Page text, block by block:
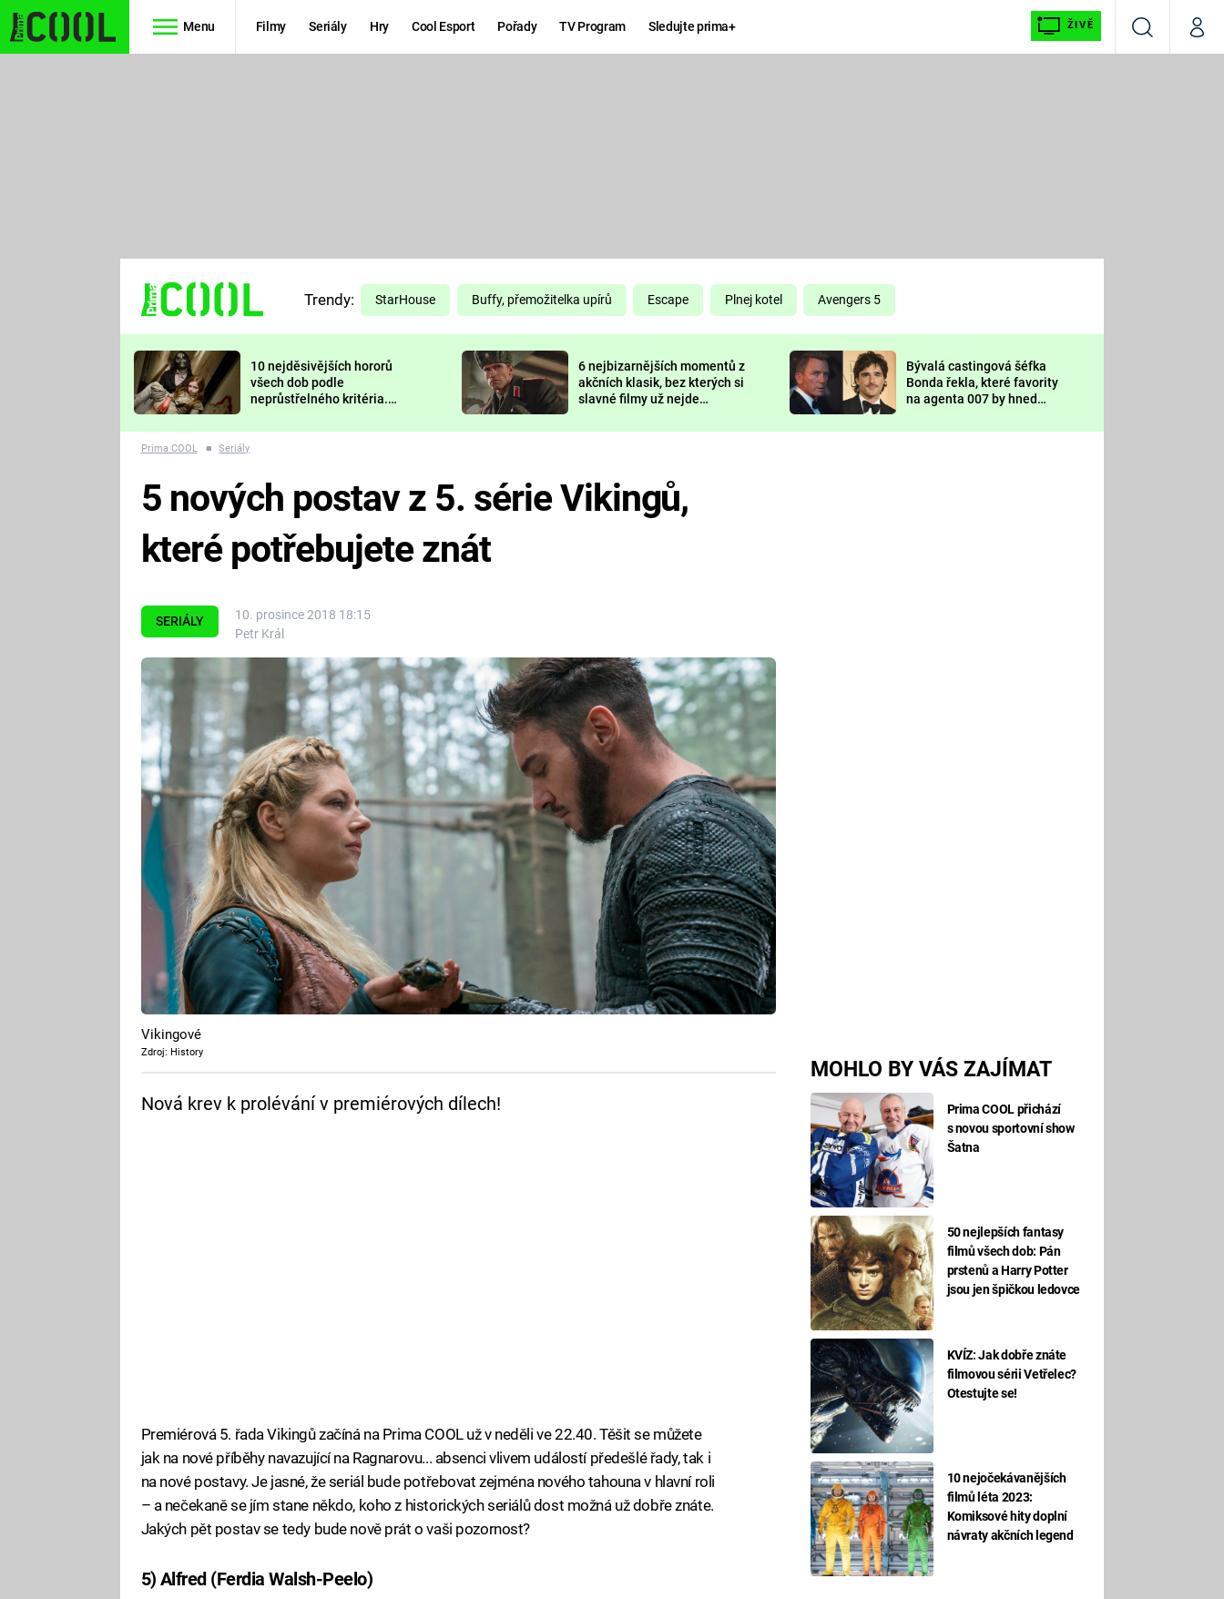
Menu Filmy Seriály Hry Cool Esport Pořady TV Program Sledujte prima+ ŽIVĚ
VyhledáváníMůj
TŘESKU
FUTURAMA
PREDÁTOR
DELIVERANCE
KOMEDIE
CHUCK
NORRIS
DEADPOOL
Prima LAJK
Sledujte nás
Trendy: StarHouse Buffy, přemožitelka upírů Escape Plnej kotel Avengers 5
10 nejděsivějších hororů
všech dob podle
neprůstřelného kritéria.
nejvíc zvednou tep?
6 nejbizarnějších momentů z
akčních klasik, bez kterých si
slavné filmy už nejde
Bývalá castingová šéfka
Bonda řekla, které favority
na agenta 007 by hned
Prima COOL ■ Seriály
SERIÁLY
10. prosince 2018 18:15
Petr Král
MOHLO BY VÁS ZAJÍMAT
Prima COOL přichází
s novou sportovní show
Šatna
50 nejlepších fantasy
filmů všech dob: Pán
prstenů a Harry Potter
jsou jen špičkou ledovce
KVÍZ: Jak dobře znáte
filmovou sérii Vetřelec?
Otestujte se!
10 nejočekávanějších
filmů léta 2023:
Komiksové hity doplní
návraty akčních legend
5 nových postav z 5. série Vikingů,
které potřebujete znát
Vikingové
Zdroj: History
Nová krev k prolévání v premiérových dílech!
Premiérová 5. řada Vikingů začíná na Prima COOL už v neděli ve 22.40. Těšit se můžete
jak na nové příběhy navazující na Ragnarovu... absenci vlivem událostí předešlé řady, tak i
na nové postavy. Je jasné, že seriál bude potřebovat zejména nového tahouna v hlavní roli
– a nečekaně se jím stane někdo, koho z historických seriálů dost možná už dobře znáte.
Jakých pět postav se tedy bude nově prát o vaši pozornost?
5) Alfred (Ferdia Walsh-Peelo)